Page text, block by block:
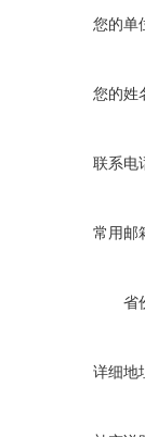
您的单
您的姓
联系电
常用邮
省
详细地